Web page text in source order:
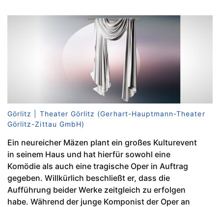
Görlitz | Theater Görlitz (Gerhart-Hauptmann-Theater
Görlitz-Zittau GmbH)
Ein neureicher Mäzen plant ein großes Kulturevent
in seinem Haus und hat hierfür sowohl eine
Komödie als auch eine tragische Oper in Auftrag
gegeben. Willkürlich beschließt er, dass die
Aufführung beider Werke zeitgleich zu erfolgen
habe. Während der junge Komponist der Oper an